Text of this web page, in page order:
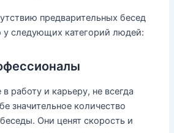
предварительных бесед
у следующих категорий людей:
работу и карьеру, не всегда
значительное количество
Они ценят скорость и